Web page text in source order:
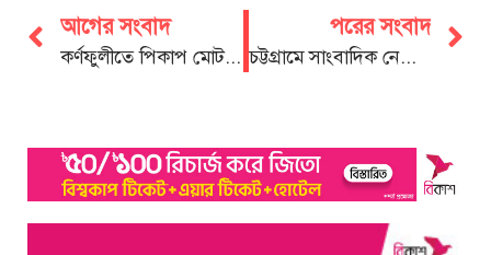
আগের সংবাদ
কর্ণফুলীতে পিকাপ মোটরসাইকেল মুখোমুখি সংঘর্ষে নিহত ১
পরের সংবাদ
চট্টগ্রামে সাংবাদিক নেতা রুহুল আমীন গাজীর গায়েবানা জানাযা অনুষ্ঠিত